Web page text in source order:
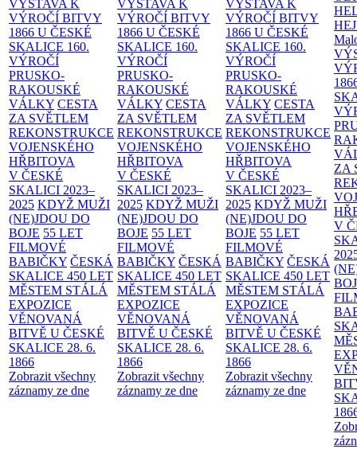
VÝSTAVA K
VÝROČÍ BITVY
1866 U ČESKÉ
SKALICE 160.
VÝROČÍ
PRUSKO-
RAKOUSKÉ
VÁLKY CESTA
ZA SVĚTLEM
REKONSTRUKCE
VOJENSKÉHO
HŘBITOVA
V ČESKÉ
SKALICI 2023–
2025 KDYŽ MUŽI
(NE)JDOU DO
BOJE 55 LET
FILMOVÉ
BABIČKY ČESKÁ
SKALICE 450 LET
MĚSTEM STÁLÁ
EXPOZICE
VĚNOVANÁ
BITVĚ U ČESKÉ
SKALICE 28. 6.
1866
Zobrazit všechny
záznamy ze dne
VÝSTAVA K
VÝROČÍ BITVY
1866 U ČESKÉ
SKALICE 160.
VÝROČÍ
PRUSKO-
RAKOUSKÉ
VÁLKY CESTA
ZA SVĚTLEM
REKONSTRUKCE
VOJENSKÉHO
HŘBITOVA
V ČESKÉ
SKALICI 2023–
2025 KDYŽ MUŽI
(NE)JDOU DO
BOJE 55 LET
FILMOVÉ
BABIČKY ČESKÁ
SKALICE 450 LET
MĚSTEM STÁLÁ
EXPOZICE
VĚNOVANÁ
BITVĚ U ČESKÉ
SKALICE 28. 6.
1866
Zobrazit všechny
záznamy ze dne
VÝSTAVA K
VÝROČÍ BITVY
1866 U ČESKÉ
SKALICE 160.
VÝROČÍ
PRUSKO-
RAKOUSKÉ
VÁLKY CESTA
ZA SVĚTLEM
REKONSTRUKCE
VOJENSKÉHO
HŘBITOVA
V ČESKÉ
SKALICI 2023–
2025 KDYŽ MUŽI
(NE)JDOU DO
BOJE 55 LET
FILMOVÉ
BABIČKY ČESKÁ
SKALICE 450 LET
MĚSTEM STÁLÁ
EXPOZICE
VĚNOVANÁ
BITVĚ U ČESKÉ
SKALICE 28. 6.
1866
Zobrazit všechny
záznamy ze dne
ZA
V